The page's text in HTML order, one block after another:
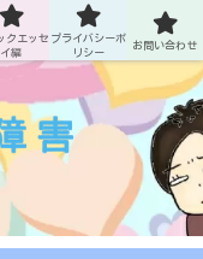
クエッセ
イ編
プライバシーポ
リシー
お問い合わせ